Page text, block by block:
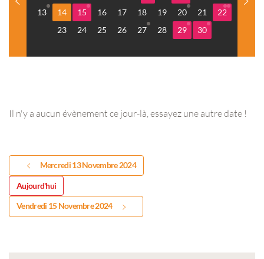
13
14 15 16 17 18 19 20 21
22
23
24 25 26 27 28 29 30
Il n'y a aucun évènement ce jour-là, essayez une autre date !
Mercredi 13 Novembre 2024
Aujourd'hui
Vendredi 15 Novembre 2024